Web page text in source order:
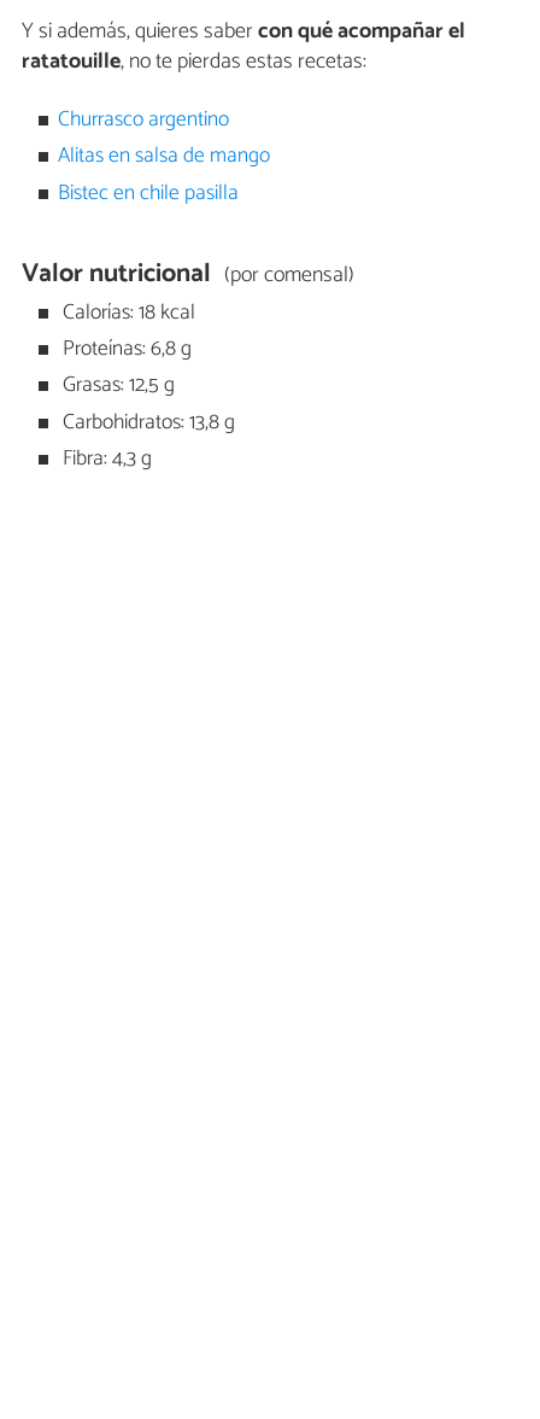
Y si además, quieres sabercon qué acompañar el
ratatouille, no te pierdas estas recetas:
Churrasco argentino
Alitas en salsa de mango
Bistec en chile pasilla
Valor nutricional (por comensal)
Calorías: 18 kcal
Proteínas: 6,8 g
Grasas: 12,5 g
Carbohidratos: 13,8 g
Fibra: 4,3 g